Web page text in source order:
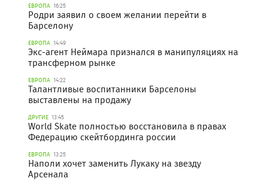
ЕВРОПА 16:25
Родри заявил о своем желании перейти в
Барселону
ЕВРОПА 14:49
Экс-агент Неймара признался в манипуляциях на
трансферном рынке
ЕВРОПА 14:22
Талантливые воспитанники Барселоны
выставлены на продажу
ДРУГИЕ 13:45
World Skate полностью восстановила в правах
Федерацию скейтбординга россии
ЕВРОПА 13:25
Наполи хочет заменить Лукаку на звезду
Арсенала